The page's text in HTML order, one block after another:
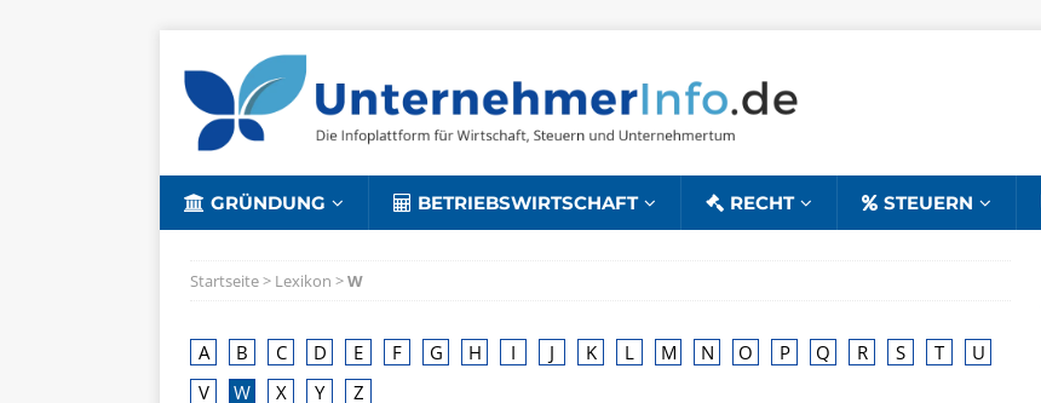
GRÜNDUNG BETRIEBSWIRTSCHAFT RECHT STEUERN
Startseite> Lexikon >W
A B C D E F G H I J K L M N O P Q R S T
U
V
W X Y Z